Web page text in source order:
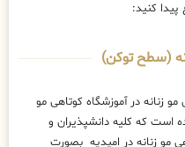
کنید:
زنانه (سطح توکن)
زنانه در آموزشگاه کوتاهی مو
است که کلیه دانشپذیران و
مو زنانه در امیدیه بصورت